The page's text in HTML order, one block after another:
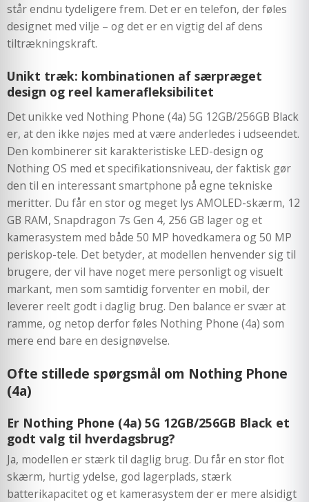
står endnu tydeligere frem. Det er en telefon, der føles
designet med vilje – og det er en vigtig del af dens
tiltrækningskraft.
Unikt træk: kombinationen af særpræget
design og reel kamerafleksibilitet
Det unikke ved Nothing Phone (4a) 5G 12GB/256GB Black
er, at den ikke nøjes med at være anderledes i udseendet.
Den kombinerer sit karakteristiske LED-design og
Nothing OS med et specifikationsniveau, der faktisk gør
den til en interessant smartphone på egne tekniske
meritter. Du får en stor og meget lys AMOLED-skærm, 12
GB RAM, Snapdragon 7s Gen 4, 256 GB lager og et
kamerasystem med både 50 MP hovedkamera og 50 MP
periskop-tele. Det betyder, at modellen henvender sig til
brugere, der vil have noget mere personligt og visuelt
markant, men som samtidig forventer en mobil, der
leverer reelt godt i daglig brug. Den balance er svær at
ramme, og netop derfor føles Nothing Phone (4a) som
mere end bare en designøvelse.
Ofte stillede spørgsmål om Nothing Phone
(4a)
Er Nothing Phone (4a) 5G 12GB/256GB Black et
godt valg til hverdagsbrug?
Ja, modellen er stærk til daglig brug. Du får en stor flot
skærm, hurtig ydelse, god lagerplads, stærk
batterikapacitet og et kamerasystem der er mere alsidigt